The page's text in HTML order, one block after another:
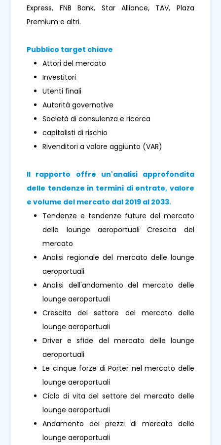
Express, FNB Bank, Star Alliance, TAV, Plaza
Premium e altri.
Pubblico target chiave
Attori del mercato
Investitori
Utenti finali
Autorità governative
Società di consulenza e ricerca
capitalisti di rischio
Rivenditori a valore aggiunto (VAR)
Il rapporto offre un'analisi approfondita
delle tendenze in termini di entrate, valore
e volume del mercato dal 2019 al 2033.
Tendenze e tendenze future del mercato
delle lounge aeroportuali Crescita del
mercato
Analisi regionale del mercato delle lounge
aeroportuali
Analisi dell'andamento del mercato delle
lounge aeroportuali
Crescita del settore del mercato delle
lounge aeroportuali
Driver e sfide del mercato delle lounge
aeroportuali
Le cinque forze di Porter nel mercato delle
lounge aeroportuali
Ciclo di vita del settore del mercato delle
lounge aeroportuali
Andamento dei prezzi di mercato delle
lounge aeroportuali